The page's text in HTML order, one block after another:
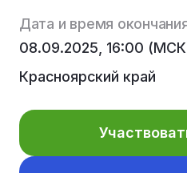
Дата и время
08.09.2025, 16:00
Красноярский край